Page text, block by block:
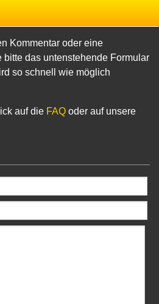
Kommentar oder eine
bitte das untenstehende Formular
so schnell wie möglich
auf die FAQ oder auf unsere